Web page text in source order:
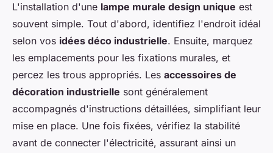
L'installation d'une lampe murale design unique est
souvent simple. Tout d'abord, identifiez l'endroit idéal
selon vos idées déco industrielle. Ensuite, marquez
les emplacements pour les fixations murales, et
percez les trous appropriés. Les accessoires de
décoration industrielle sont généralement
accompagnés d'instructions détaillées, simplifiant leur
mise en place. Une fois fixées, vérifiez la stabilité
avant de connecter l'électricité, assurant ainsi un